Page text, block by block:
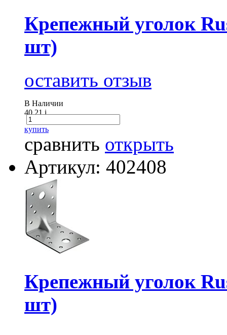
Крепежный уголок
шт)
оставить отзыв
В Наличии
40.21i
купить
сравнить открыть
Артикул: 402408
Крепежный уголок
шт)